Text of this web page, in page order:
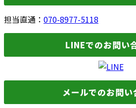
担当直通： 070-8977-5118
LINEでのお問い
メールでのお問い